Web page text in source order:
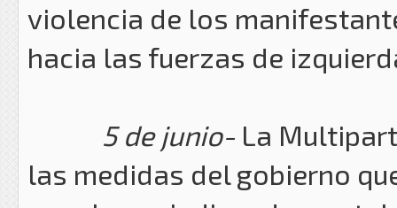
violencia de los
hacia las fuerzas de
5 de junio- La
las medidas del gobierno